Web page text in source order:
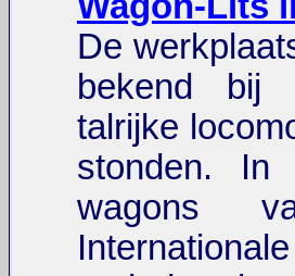
De
bekend bij
talrijke
stonden. In
wagons